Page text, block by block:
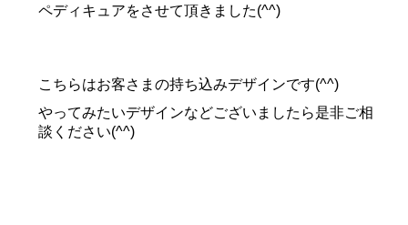
ペディキュアをさせて頂きました(^^)
こちらはお客さまの持ち込みデザインです(^^)
やってみたいデザインなどございましたら是非ご相
談ください(^^)